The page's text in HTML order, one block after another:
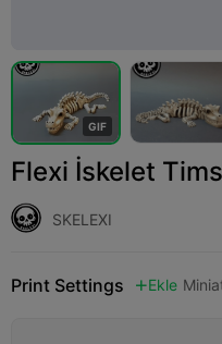
GIF
Flexi İskelet
SKELEXI
Print Settings  Ekle